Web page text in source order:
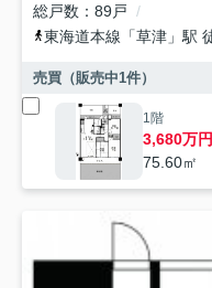
総戸数
89戸
東海道本線 「草津 」駅
売買（販売中1件）
1階
3,680万円
75.60㎡